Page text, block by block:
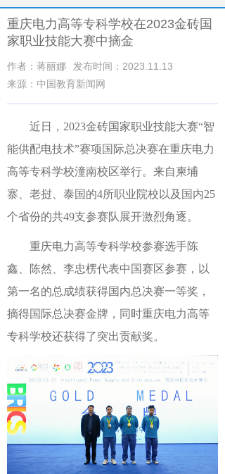
重庆电力高等专科学校在2023金砖国
家职业技能大赛中摘金
作者：蒋丽娜
发布时间：2023.11.13
来源：中国教育新闻网
近日 ， 2023金砖国家职业技能大赛“智
能供配电技术”赛项国际总决赛在重庆电力
高等专科学校潼南校区举行。来自柬埔
寨、老挝、泰国 的4所职业院校以及 国内25
个省份的共49支参赛队 展开激烈角逐。
重庆电力高等专科学校参赛选手陈
鑫、陈然、李忠楞代表中国赛区参赛 ，以
第一名的总 成绩获得国 内总决赛一等奖，
摘得国际总决赛金牌 ， 同时重庆电力高等
专科学校还获得了突出贡献奖。